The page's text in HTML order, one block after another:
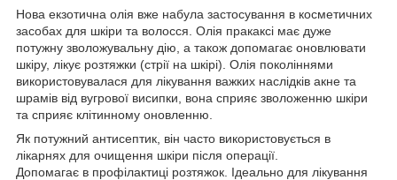
Нова екзотична олія вже набула застосування в косметичних
засобах для шкіри та волосся. Олія пракаксі має дуже
потужну зволожувальну дію, а також допомагає оновлювати
шкіру, лікує розтяжки (стрії на шкірі). Олія поколіннями
використовувалася для лікування важких наслідків акне та
шрамів від вугрової висипки, вона сприяє зволоженню шкіри
та сприяє клітинному оновленню.
Як потужний антисептик, він часто використовується в
лікарнях для очищення шкіри після операції.
Допомагає в профілактиці розтяжок. Ідеально для лікування